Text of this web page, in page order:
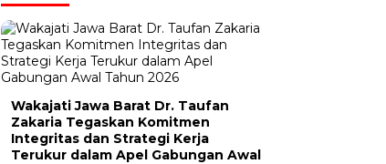
Wakajati Jawa Barat Dr. Taufan
Zakaria Tegaskan Komitmen
Integritas dan Strategi Kerja
Terukur dalam Apel Gabungan Awal